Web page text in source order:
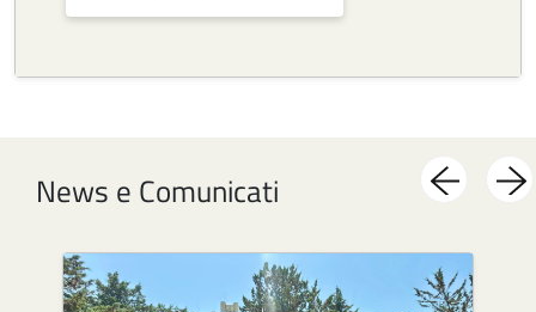
News e Comunicati
Image